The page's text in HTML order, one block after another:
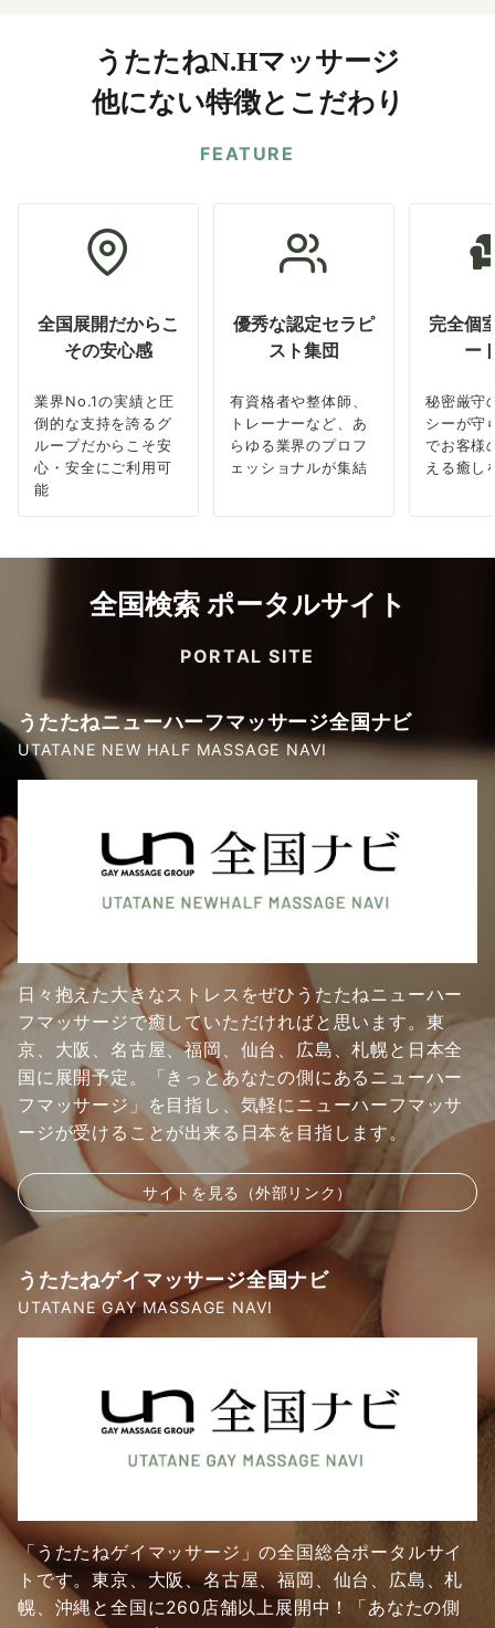
うたたねN.Hマッサージ
他にない特徴とこだわり
FEATURE
全国展開だからこ
その安心感
業界No.1の実績と圧
倒的な支持を誇るグ
ループだからこそ安
心・安全にご利用可
能
優秀な認定セラピ
スト集団
有資格者や整体師、
トレーナーなど、あ
らゆる業界のプロフ
ェッショナルが集結
完全個
ー
秘密厳守
シーが守
でお客様
える癒し
全国検索 ポータルサイト
PORTAL SITE
うたたねニューハーフマッサージ全国ナビ
UTATANE NEW HALF MASSAGE NAVI
日々抱えた大きなストレスをぜひうたたねニューハー
フマッサージで癒していただければと思います。東
京、大阪、名古屋、福岡、仙台、広島、札幌と日本全
国に展開予定。「きっとあなたの側にあるニューハー
フマッサージ」を目指し、気軽にニューハーフマッサ
ージが受けることが出来る日本を目指します。
サイトを見る（外部リンク）
うたたねゲイマッサージ全国ナビ
UTATANE GAY MASSAGE NAVI
「うたたねゲイマッサージ」の全国総合ポータルサイ
トです。東京、大阪、名古屋、福岡、仙台、広島、札
幌、沖縄と全国に260店舗以上展開中！「あなたの側